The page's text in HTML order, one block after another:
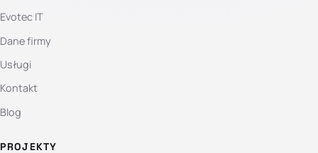
Evotec IT
Dane firmy
Usługi
Kontakt
Blog
PROJEKTY